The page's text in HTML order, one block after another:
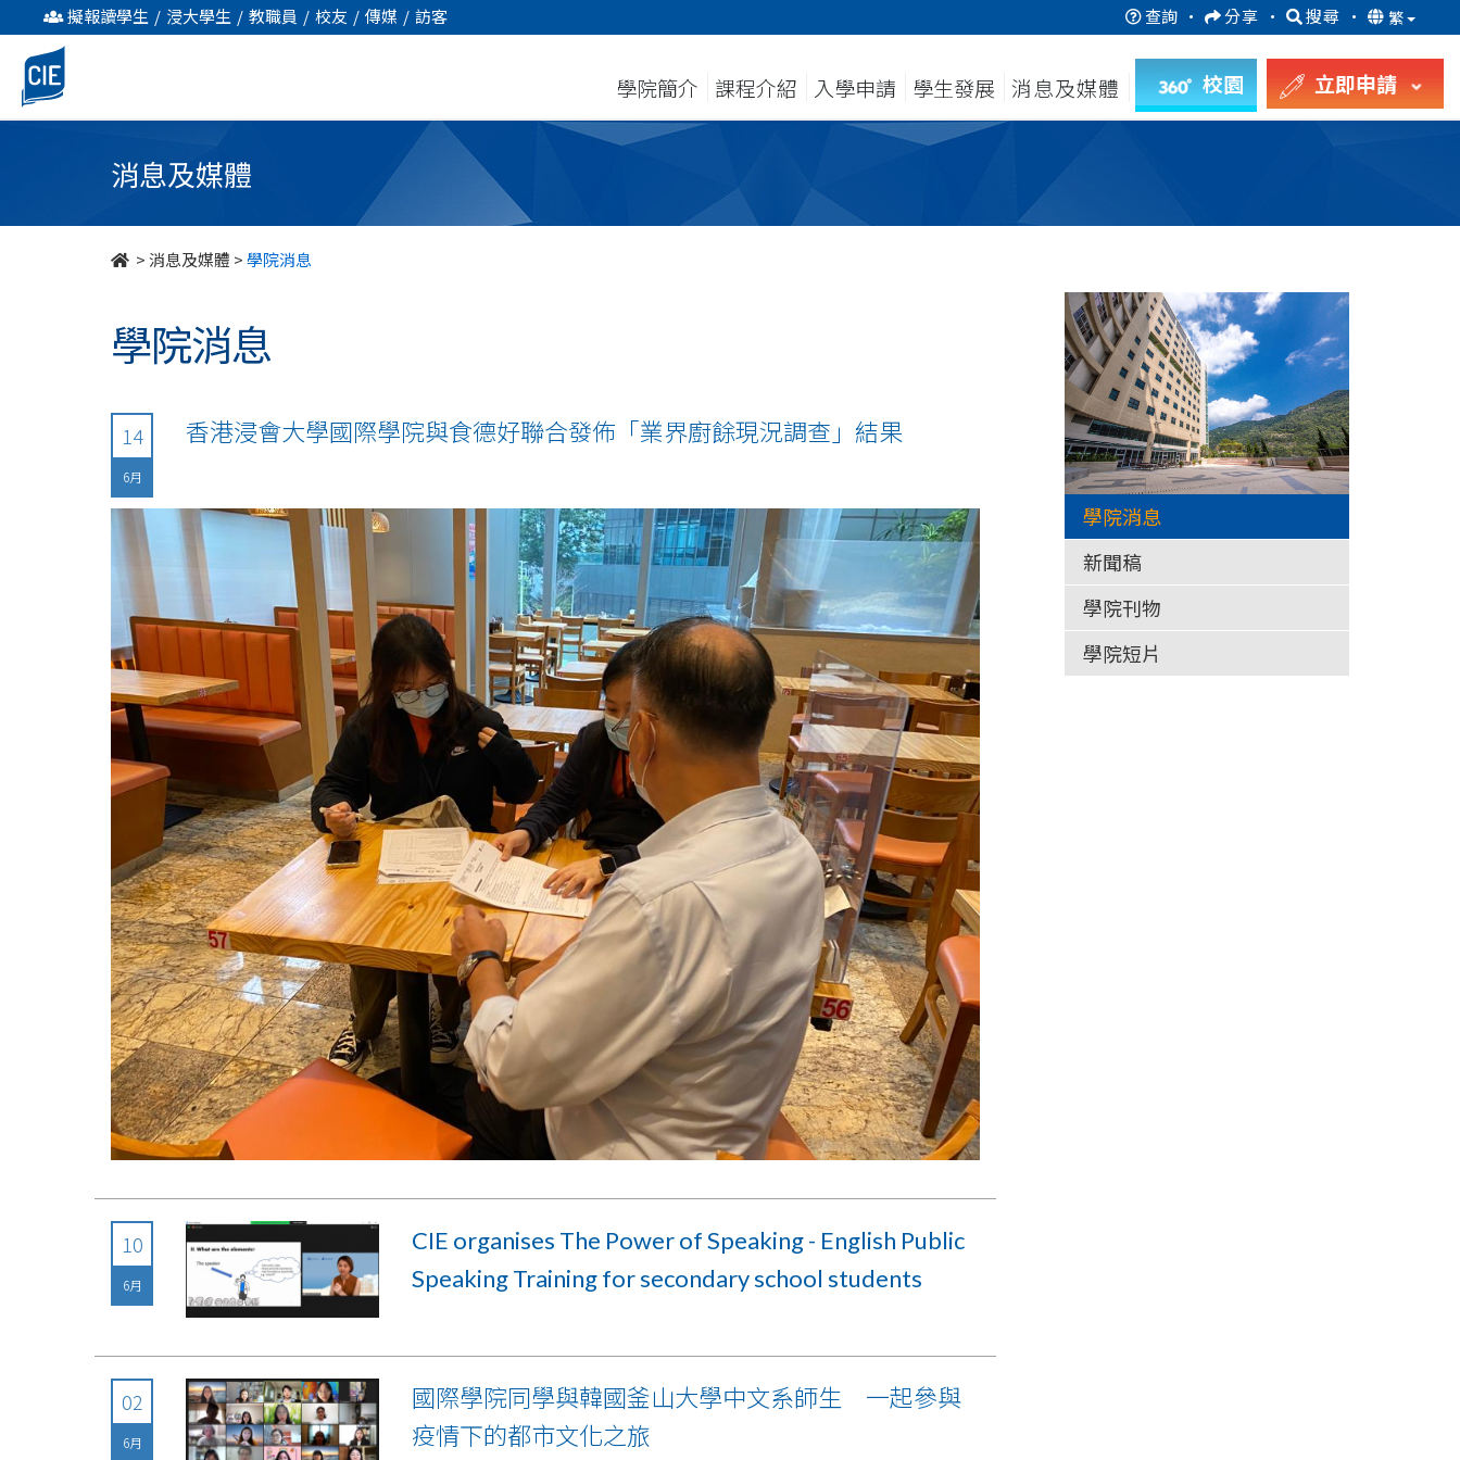
undefined
擬報讀學生 / 浸大學生 / 教職員 / 校友 / 傳媒 / 訪客 查詢 · 分享 · 搜尋 · 繁
學院簡介 課程介紹 入學申請 學生發展 消息及媒體 校園 立即申請
消息及媒體
>消息及媒體 >學院消息
學院消息
14
6月
香港浸會大學國際學院與食德好聯合發佈「業界廚餘現況調查」結果
10
6月
CIE organises The Power of Speaking - English Public
Speaking Training for secondary school students
02
6月
國際學院同學與韓國釜山大學中文系師生 一起參與
疫情下的都市文化之旅
學院消息
新聞稿
學院刊物
學院短片